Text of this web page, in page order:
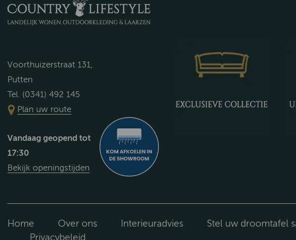
Voorthuizerstraat 131,
Putten
Tel. (0341) 492 145
Plan uw route
Vandaag geopend tot
17:30
Bekijk openingstijden
Home Over ons Interieuradvies Stel uw droomtafel
Privacybeleid